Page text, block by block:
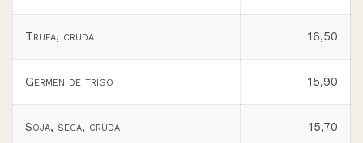
Trufa, cruda 16,50
Germen de trigo 15,90
Soja, seca, cruda 15,70